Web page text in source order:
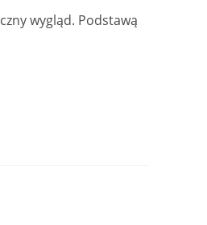
wygląd. Podstawą